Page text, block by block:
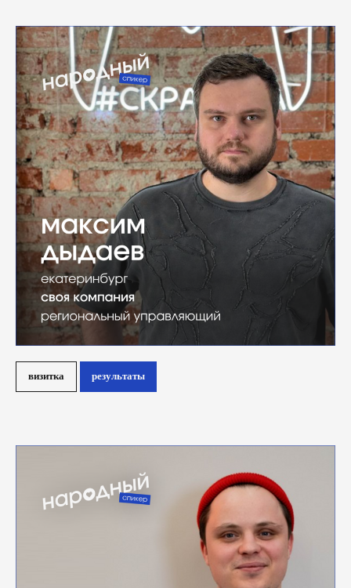
визитка результаты